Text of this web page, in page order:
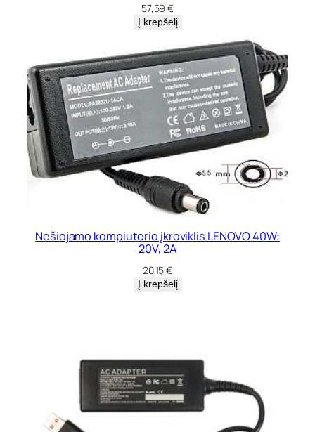
57,59€
Į krepšelį
Nešiojamo kompiuterio įkroviklis LENOVO 40W:
20V, 2A
20,15€
Į krepšelį